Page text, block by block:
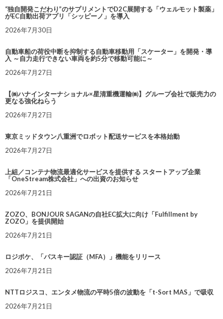
“独自開発こだわり”のサプリメントでD2C展開する「ウェルモット製薬」
がEC自動出荷アプリ「シッピーノ」を導入
2026年7月30日
自動車船の荷役中断を抑制する自動車移動用「スケーター」を開発・導
入 ～自力走行できない車両を約5分で移動可能に～
2026年7月27日
【㈱ハナインターナショナル×星清重機運輸㈱】グループ会社で販売力の
更なる強化ねらう
2026年7月27日
東京ミッドタウン八重洲でロボット配送サービスを本格始動
2026年7月27日
上組／コンテナ物流最適化サービスを提供する スタートアップ企業
「OneStream株式会社」への出資のお知らせ
2026年7月21日
ZOZO、BONJOUR SAGANの自社EC拡大に向け「Fulfillment by
ZOZO」を提供開始
2026年7月21日
ロジポケ、「パスキー認証（MFA）」機能をリリース
2026年7月21日
NTTロジスコ、エンタメ物流の平時5倍の波動を「t-Sort MAS」で吸収
2026年7月21日